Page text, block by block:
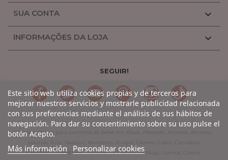
SUA CONTA 
INFORMAÇÕES DA LOJA 
SEGUIR!
LinkedInGorjeio YouTubePinterestLinkedinTikTok
Este sitio web utiliza cookies propias y de terceros para
mejorar nuestros servicios y mostrarle publicidad relacionada
con sus preferencias mediante el análisis de sus hábitos de
navegación. Para dar su consentimiento sobre su uso pulse el
botón Acepto.
Más información Personalizar cookies
Guarda-chuvas para carrinhos de bebê em Álava, Albacete, Alicante, Almería,
Astúrias, Ávila, Badajoz, Barcelona, Burgos, Cáceres, Cádiz, Cantábria,
Castellón, Ciudad Real, Córdoba, La Coruña, La Rioja, Cuenca, Girona,